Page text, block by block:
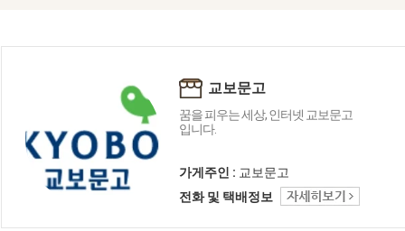
교보문고
꿈을 피우는 세상, 인터넷 교보문고
입니다.
가게주인 : 교보문고
전화 및 택배정보